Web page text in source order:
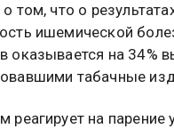
о том, что о
ишемической
оказывается на 34%
табачные
реагирует на